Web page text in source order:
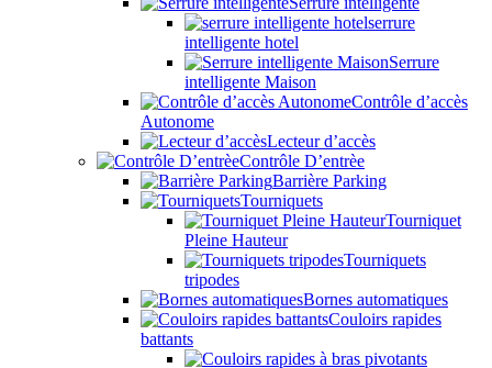
serrure
intelligente hotel
Serrure
intelligente Maison
Contrôle d’accès
Autonome
Lecteur d’accès
Contrôle D’entrèe
Barrière Parking
Tourniquets
Tourniquet
Pleine Hauteur
Tourniquets
tripodes
Bornes automatiques
Couloirs rapides
battants